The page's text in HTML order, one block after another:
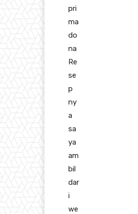
pri
ma
do
na
Re
se
p
ny
a
sa
ya
am
bil
dar
i
we